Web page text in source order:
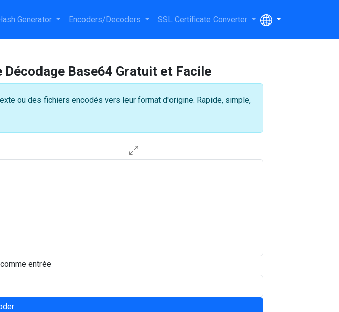
Generator Encoders/Decoders SSL Certificate Converter
Base64 Gratuit et Facile
ou des fichiers encodés vers leur format d'origine. Rapide, simple,
entrée